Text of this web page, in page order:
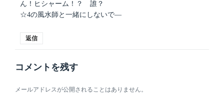
ん！ヒシャーム！？ 誰？
☆4の風水師と一緒にしないで―
返信
コメントを残す
メールアドレスが公開されることはありません。